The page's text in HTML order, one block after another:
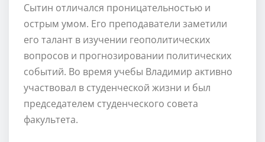
Сытин отличался проницательностью и
острым умом. Его преподаватели заметили
его талант в изучении геополитических
вопросов и прогнозировании политических
событий. Во время учебы Владимир активно
участвовал в студенческой жизни и был
председателем студенческого совета
факультета.